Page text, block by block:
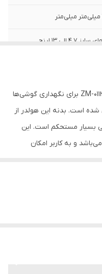
الی 13 اینچ
هولدر رومیزی Craftsmanship مدل ZM-0113H برای نگهداری گوشی‌ها
تا ۱۳ اینچ طراحی شده است. بدنه این هولدر از
بسیار مستحکم است. این
قابلیت چرخش ۳۶۰ درجه می‌باشد و به کاربر امکان